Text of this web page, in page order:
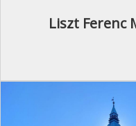
Liszt Ferenc